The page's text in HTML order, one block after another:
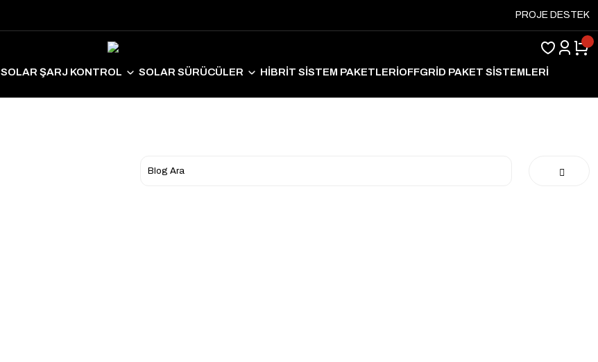
PROJE DESTEK
SOLAR ŞARJ KONTROL SOLAR SÜRÜCÜLER HİBRİT SİSTEM PAKETLERİOFFGRİD PAKET SİSTEMLERİ